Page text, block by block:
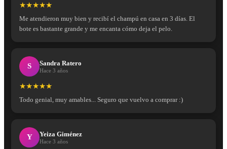
★★★★★
Me atendieron muy bien y recibí el champú en casa en 3 días. El
bote es bastante grande y me encanta cómo deja el pelo.
S Sandra Ratero
Hace 3 años
★★★★★
Todo genial, muy amables... Seguro que vuelvo a comprar :)
Y Yeiza Giménez
Hace 3 años